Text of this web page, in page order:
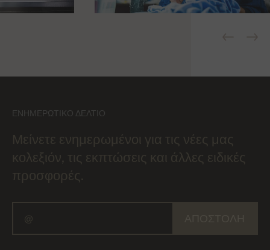
ΕΝΗΜΕΡΩΤΙΚΌ ΔΕΛΤΊΟ
Μείνετε ενημερωμένοι για τις νέες μας
κολεξιόν, τις εκπτώσεις και άλλες ειδικές
προσφορές.